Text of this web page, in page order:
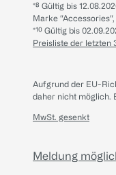
*⁸ Gültig bis
Marke
*¹⁰ Gültig bis
Preisliste der letzten
Aufgrund der EU-
daher nicht möglich.
MwSt. gesenkt
Meldung